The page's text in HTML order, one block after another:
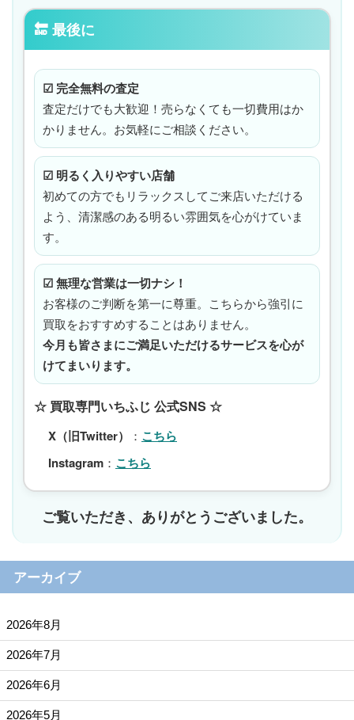
🔚 最後に
☑ 完全無料の査定
査定だけでも大歓迎！売らなくても一切費用はか
かりません。お気軽にご相談ください。
☑ 明るく入りやすい店舗
初めての方でもリラックスしてご来店いただける
よう、清潔感のある明るい雰囲気を心がけていま
す。
☑ 無理な営業は一切ナシ！
お客様のご判断を第一に尊重。こちらから強引に
買取をおすすめすることはありません。
今月も皆さまにご満足いただけるサービスを心が
けてまいります。
☆ 買取専門いちふじ 公式SNS ☆
X（旧Twitter） ： こちら
Instagram ： こちら
ご覧いただき、ありがとうございました。
アーカイブ
2026年8月
2026年7月
2026年6月
2026年5月